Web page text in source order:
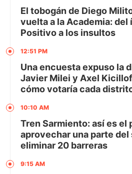
El tobogán de Diego
vuelta a la Academia: del
Positivo a los insultos
12:51 PM
Una encuesta expuso la
Javier Milei y Axel
cómo votaría cada
10:10 AM
Tren Sarmiento: así es el
aprovechar una parte
eliminar 20 barreras
9:15 AM